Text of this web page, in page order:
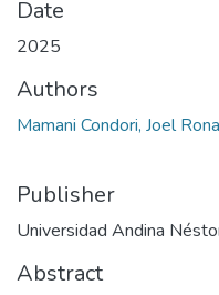
Date
2025
Authors
Mamani Condori, Joel
Publisher
Universidad Andina
Abstract